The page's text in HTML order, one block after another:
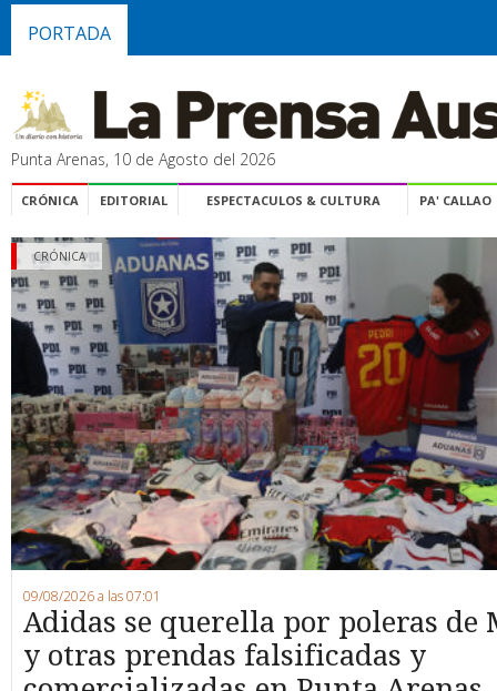
PORTADA
Punta Arenas, 10 de Agosto del 2026
CRÓNICA EDITORIAL ESPECTACULOS & CULTURA PA' CALLAO
CRÓNICA
09/08/2026 a las 07:01
Adidas se querella por poleras de
y otras prendas falsificadas y